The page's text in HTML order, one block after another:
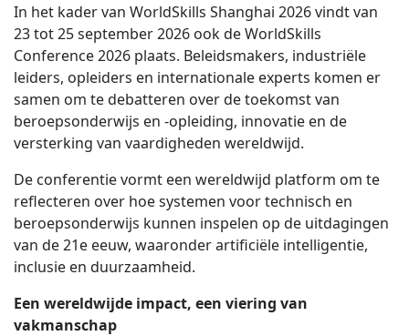
In het kader van WorldSkills Shanghai 2026 vindt van
23 tot 25 september 2026 ook de WorldSkills
Conference 2026 plaats. Beleidsmakers, industriële
leiders, opleiders en internationale experts komen er
samen om te debatteren over de toekomst van
beroepsonderwijs en -opleiding, innovatie en de
versterking van vaardigheden wereldwijd.
De conferentie vormt een wereldwijd platform om te
reflecteren over hoe systemen voor technisch en
beroepsonderwijs kunnen inspelen op de uitdagingen
van de 21e eeuw, waaronder artificiële intelligentie,
inclusie en duurzaamheid.
Een wereldwijde impact, een viering van
vakmanschap